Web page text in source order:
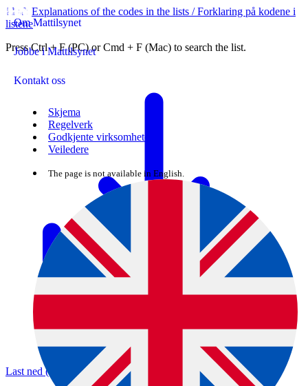
Om Mattilsynet
Jobbe i Mattilsynet
Kontakt oss
Skjema
Regelverk
Godkjente virksomheter
Veiledere
The page is not available in English.
Explanations of the codes in the lists / Forklaring på kodene i
listene
Press Ctrl + F (PC) or Cmd + F (Mac) to search the list.
Last ned (CSV)